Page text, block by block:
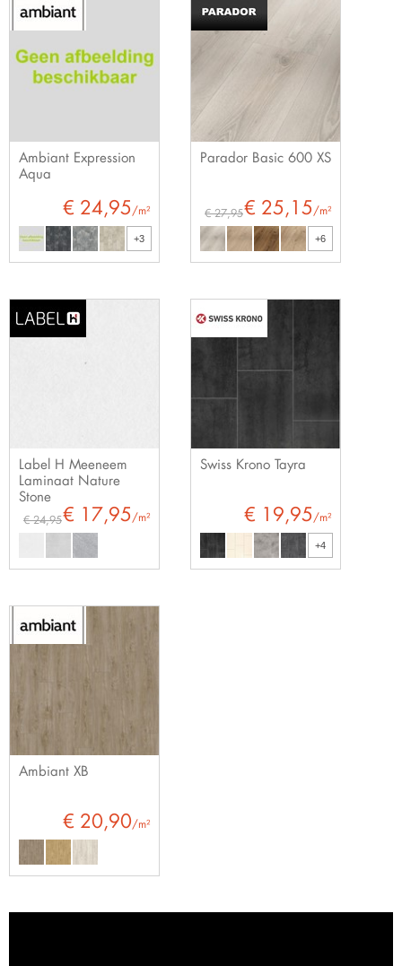
Ambiant Expression
Aqua
€ 24,95 /m²
+3
Parador Basic 600 XS
€ 25,15 /m²
€ 27,95
+6
Label H Meeneem
Laminaat Nature
Stone
€ 17,95 /m²
€ 24,95
Swiss Krono Tayra
€ 19,95 /m²
+4
Ambiant XB
€ 20,90/m²